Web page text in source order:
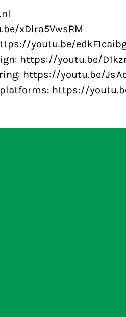
xDlra5VwsRM
youtu.be/
https://youtu.be/
https://youtu.be/
https://